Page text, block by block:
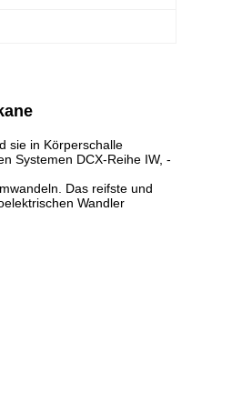
sie in Körperschalle
Systemen DCX-Reihe IW, -
Das reifste und
Wandler